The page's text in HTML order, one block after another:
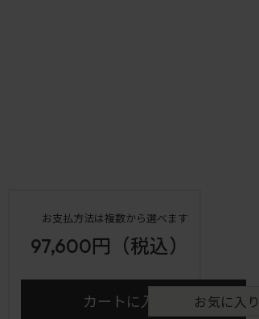
お支払方法は複数から選べます
97,600円 （税込）
カートに入れる お気に入